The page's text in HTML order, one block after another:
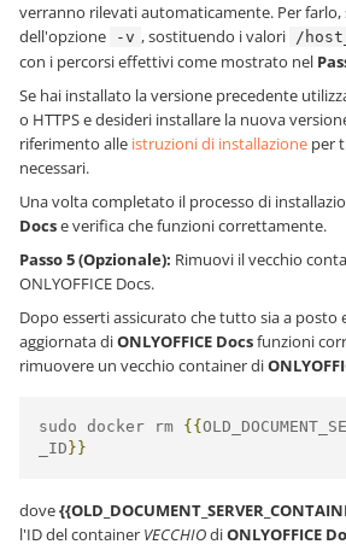
verranno rilevati automaticamente. Per
dell'opzione
-v , sostituendo i valori /
con i percorsi effettivi come mostrato nel
Se hai installato la versione precedente
o HTTPS e desideri installare la nuova
riferimento alle istruzioni di installazione per
necessari.
Una volta completato il processo di
Docse verifica che funzioni correttamente.
Passo 5 (Opzionale): Rimuovi il vecchio
ONLYOFFICE Docs.
Dopo esserti assicurato che tutto sia a posto
aggiornata diONLYOFFICE Docsfunzioni
rimuovere un vecchio container di
sudo docker rm {{
_ID }}
dove
l'ID del container VECCHIOdiONLYOFFICE